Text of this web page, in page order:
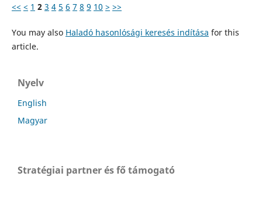
<< < 1 2 3 4 5 6 7 8 9 10 > >>
You may also Haladó hasonlósági keresés indítása for this
article.
Nyelv
English
Magyar
Stratégiai partner és fő támogató